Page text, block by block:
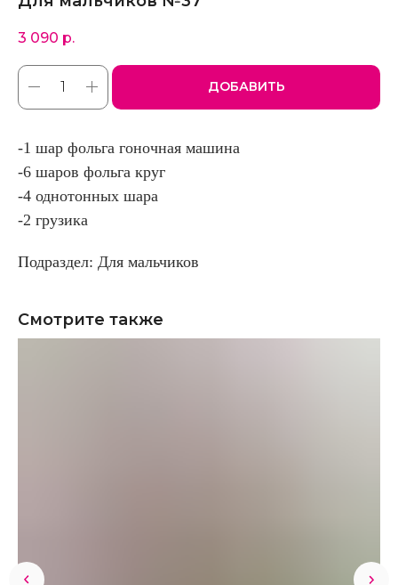
3 090 р.
ДОБАВИТЬ
-1 шар фольга гоночная машина
-6 шаров фольга круг
-4 однотонных шара
-2 грузика
Подраздел: Для мальчиков
Смотрите также